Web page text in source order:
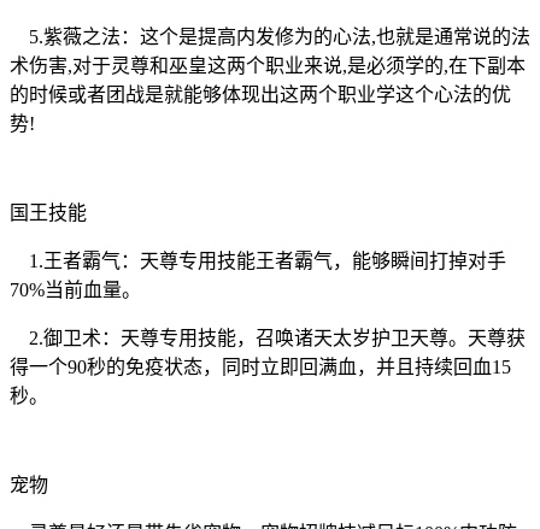
5.紫薇之法：这个是提高内发修为的心法,也就是通常说的法
术伤害,对于灵尊和巫皇这两个职业来说,是必须学的,在下副本
的时候或者团战是就能够体现出这两个职业学这个心法的优
势!
国王技能
1.王者霸气：天尊专用技能王者霸气，能够瞬间打掉对手
70%当前血量。
2.御卫术：天尊专用技能，召唤诸天太岁护卫天尊。天尊获
得一个90秒的免疫状态，同时立即回满血，并且持续回血15
秒。
宠物